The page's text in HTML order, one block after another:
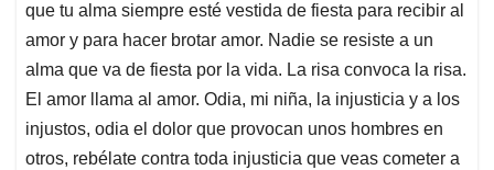
que tu alma siempre esté vestida de fiesta para recibir al
amor y para hacer brotar amor. Nadie se resiste a un
alma que va de fiesta por la vida. La risa convoca la risa.
El amor llama al amor. Odia, mi niña, la injusticia y a los
injustos, odia el dolor que provocan unos hombres en
otros, rebélate contra toda injusticia que veas cometer a